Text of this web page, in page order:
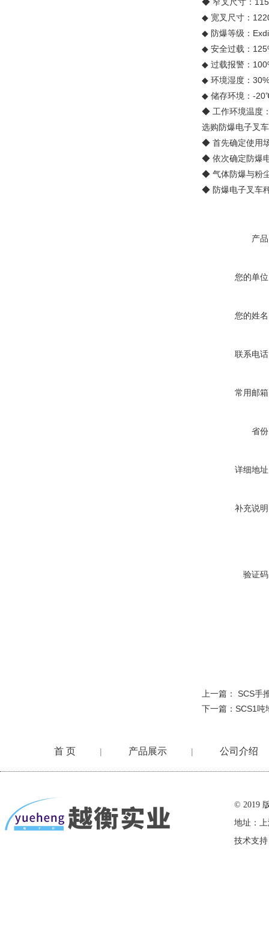
◆ 宽叉尺寸：
◆ 防爆等级：
◆ 安全过载：
◆ 过载报警：
◆ 环境湿度：
◆ 储存环境：-
◆ 工作环境温度
选购防爆电子叉
◆ 首先确定使用
◆ 依次确定防爆
◆ 气体防爆与粉
◆ 防爆电子叉车
产
您的单
您的姓
联系电
常用邮
省
详细地
补充说
验证
上一篇： SCS手
下一篇： SCS1吨
首 页 | 产品展示 | 公司介绍
© 2019
地址：
技术支